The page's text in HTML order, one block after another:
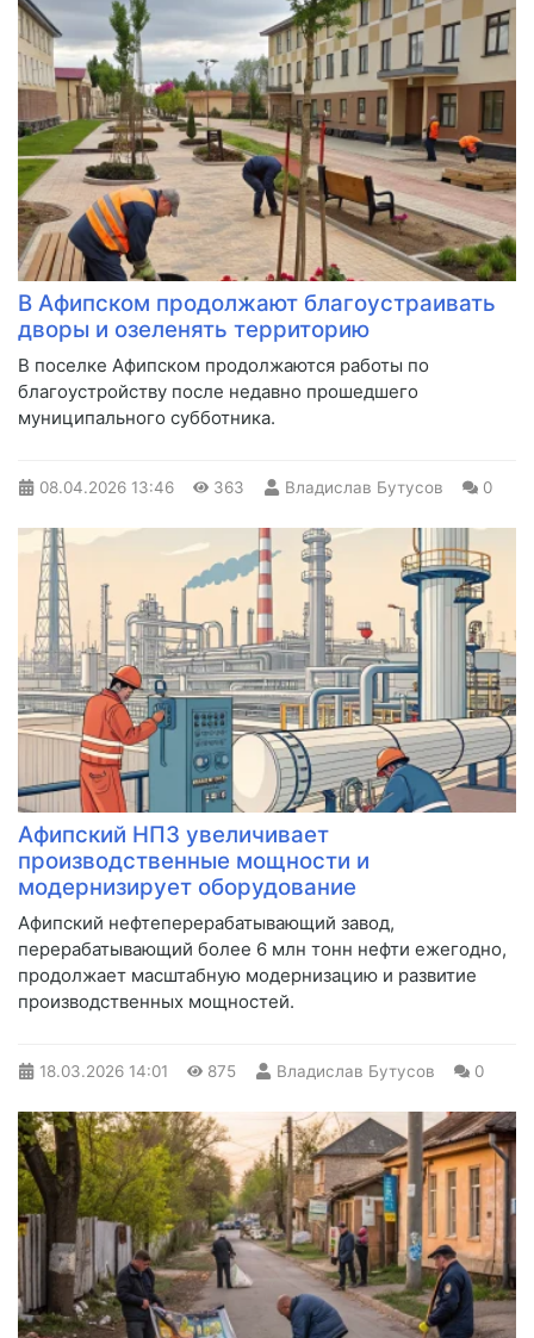
В Афипском продолжают благоустраивать
дворы и озеленять территорию
В поселке Афипском продолжаются работы по
благоустройству после недавно прошедшего
муниципального субботника.
08.04.2026 13:46 363 Владислав Бутусов 0
Афипский НПЗ увеличивает
производственные мощности и
модернизирует оборудование
Афипский нефтеперерабатывающий завод,
перерабатывающий более 6 млн тонн нефти ежегодно,
продолжает масштабную модернизацию и развитие
производственных мощностей.
18.03.2026 14:01 875 Владислав Бутусов 0